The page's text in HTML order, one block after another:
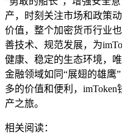
产，时刻关注市场和政策
价值，整个加密货币行业
善技术、规范发展，为
健康、稳定的生态环境，
金融领域如同“展翅的雄鹰
多的价值和便利，
产之旅。
相关阅读：